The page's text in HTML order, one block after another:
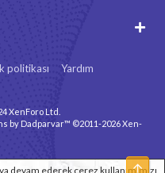
politikası
Yardım
XenForo Ltd.
by Dadparvar™ ©2011-2026Xen-
devam ederek çerez kullanımımızı
Üst